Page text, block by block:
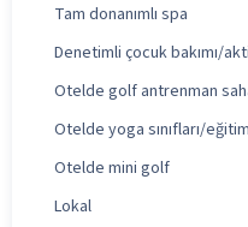
Tam donanımlı spa
Denetimli çocuk bakımı/
Otelde golf antrenman
Otelde yoga sınıfları/
Otelde mini golf
Lokal